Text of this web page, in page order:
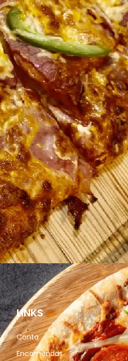
LINKS
Conta
Encomendas